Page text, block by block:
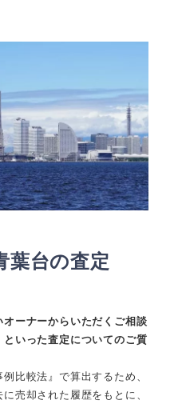
葉台の査定
ーナーからいただくご相談
いった査定についてのご質
比較法』で算出するため、
売却された履歴をもとに、